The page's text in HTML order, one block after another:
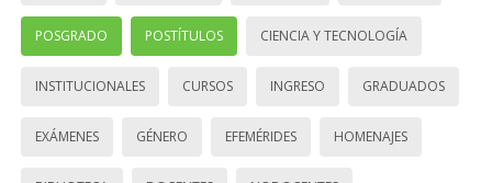
POSGRADO POSTÍTULOS CIENCIA Y TECNOLOGÍA
INSTITUCIONALES CURSOS INGRESO GRADUADOS
EXÁMENES GÉNERO EFEMÉRIDES HOMENAJES